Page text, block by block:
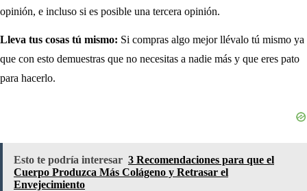
opinión, e incluso si es posible una tercera opinión.
Lleva tus cosas tú mismo: Si compras algo mejor llévalo tú mismo ya
que con esto demuestras que no necesitas a nadie más y que eres pato
para hacerlo.
Esto te podría interesar 3 Recomendaciones para que el
Cuerpo Produzca Más Colágeno y Retrasar el
Envejecimiento